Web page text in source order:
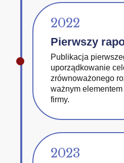
2022
Pierwszy
Publikacja
uporządkowanie
zrównoważonego
ważnym
firmy.
2023